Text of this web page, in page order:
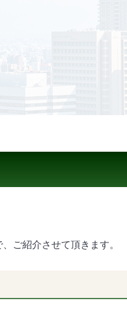
ご紹介させて頂きます。